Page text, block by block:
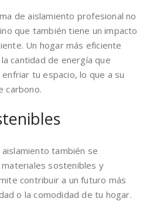
de aislamiento profesional no
que también tiene un impacto
Un hogar más eficiente
cantidad de energía que
tu espacio, lo que a su
carbono.
también se
sostenibles y
contribuir a un futuro más
o la comodidad de tu hogar.